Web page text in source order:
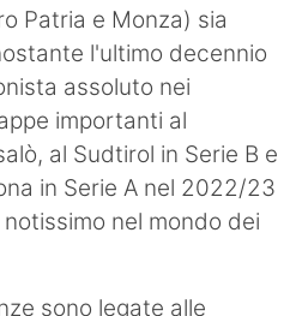
Patria e Monza) sia
l'ultimo decennio
assoluto nei
importanti al
al Sudtirol in Serie B e
in Serie A nel 2022/23
nel mondo dei
sono legate alle